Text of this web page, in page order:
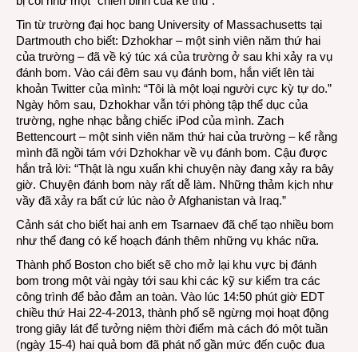
Tin từ trường đại học bang University of Massachusetts tại
Dartmouth cho biết: Dzhokhar – một sinh viên năm thứ hai
của trường – đã về ký túc xá của trường ở sau khi xảy ra vụ
đánh bom. Vào cái đêm sau vụ đánh bom, hắn viết lên tài
khoản Twitter của mình: “Tôi là một loại người cực kỳ tự do.”
Ngày hôm sau, Dzhokhar vẫn tới phòng tập thể dục của
trường, nghe nhạc bằng chiếc iPod của mình. Zach
Bettencourt – một sinh viên năm thứ hai của trường – kể rằng
mình đã ngồi tám với Dzhokhar về vụ đánh bom. Cậu được
hắn trả lời: “Thật là ngu xuẩn khi chuyện này đang xảy ra bây
giờ. Chuyện đánh bom này rất dễ làm. Những thảm kịch như
vầy đã xảy ra bất cứ lúc nào ở Afghanistan và Iraq.”
Cảnh sát cho biết hai anh em Tsarnaev đã chế tạo nhiều bom
như thể đang có kế hoạch đánh thêm những vụ khác nữa.
Thành phố Boston cho biết sẽ cho mở lại khu vực bị đánh
bom trong một vài ngày tới sau khi các kỹ sư kiểm tra các
công trình để bảo đảm an toàn. Vào lúc 14:50 phút giờ EDT
chiều thứ Hai 22-4-2013, thành phố sẽ ngừng mọi hoạt động
trong giây lát để tưởng niệm thời điểm mà cách đó một tuần
(ngày 15-4) hai quả bom đã phát nổ gần mức đến cuộc đua